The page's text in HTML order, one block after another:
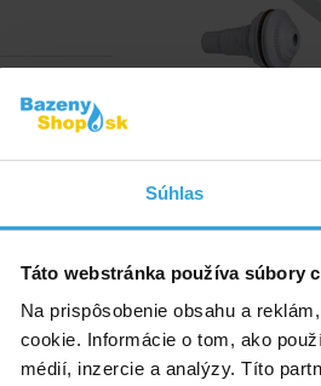
Súhlas
Táto webstránka používa súbory
Na prispôsobenie obsahu a
cookie. Informácie o tom, ako
médií, inzercie a analýzy. Títo
v
I.Základní set
vody (Triplex